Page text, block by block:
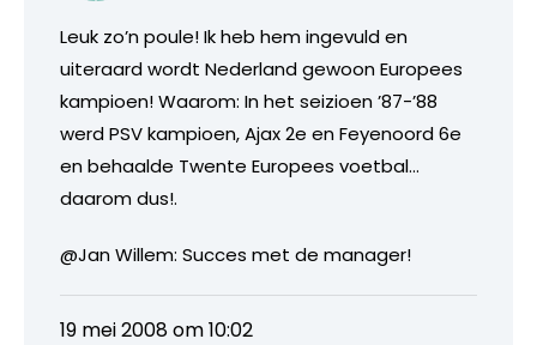
Leuk zo’n poule! Ik heb hem ingevuld en
uiteraard wordt Nederland gewoon Europees
kampioen! Waarom: In het seizioen ’87-’88
werd PSV kampioen, Ajax 2e en Feyenoord 6e
en behaalde Twente Europees voetbal…
daarom dus!.
@Jan Willem: Succes met de manager!
19 mei 2008 om 10:02